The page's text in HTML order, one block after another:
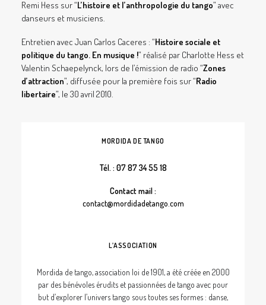
Remi Hess sur “L’histoire et l’anthropologie du tango” avec
danseurs et musiciens.
Entretien avec Juan Carlos Caceres : “Histoire sociale et
politique du tango. En musique !” réalisé par Charlotte Hess et
Valentin Schaepelynck, lors de l’émission de radio “Zones
d’attraction”, diffusée pour la première fois sur “Radio
libertaire”, le 30 avril 2010.
MORDIDA DE TANGO
Tél. : 07 87 34 55 18
Contact mail :
contact@mordidadetango.com
L’ASSOCIATION
Mordida de tango, association loi de 1901, a été créée en 2000
par des bénévoles érudits et passionnées de tango avec pour
but d’explorer l’univers tango sous toutes ses formes : danse,